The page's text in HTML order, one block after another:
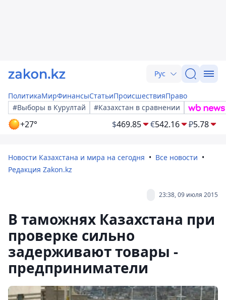
Рус
ПолитикаМирФинансыСтатьиПроисшествияПраво
#Выборы в Курултай
#Казахстан в сравнении
+27° $469.85 €542.16 ₽5.78
Новости Казахстана и мира на сегодня
Все новости
Редакция Zakon.kz
23:38, 09 июля 2015
В таможнях Казахстана при
проверке сильно
задерживают товары -
предприниматели